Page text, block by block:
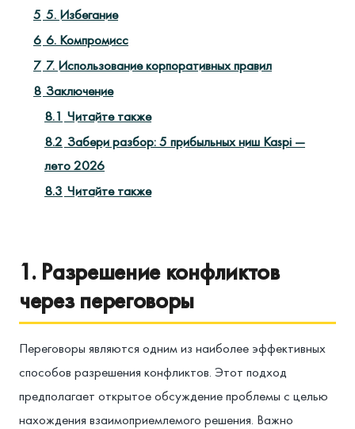
5 5. Избегание
6 6. Компромисс
7 7. Использование корпоративных правил
8 Заключение
8.1 Читайте также
8.2 Забери разбор: 5 прибыльных ниш Kaspi —
лето 2026
8.3 Читайте также
1. Разрешение конфликтов
через переговоры
Переговоры являются одним из наиболее эффективных
способов разрешения конфликтов. Этот подход
предполагает открытое обсуждение проблемы с целью
нахождения взаимоприемлемого решения. Важно